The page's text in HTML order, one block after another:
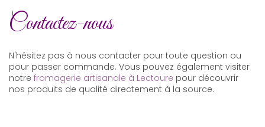
Contactez-nous
N'hésitez pas à nous contacter pour toute question ou
pour passer commande. Vous pouvez également visiter
notre fromagerie artisanale à Lectoure pour découvrir
nos produits de qualité directement à la source.